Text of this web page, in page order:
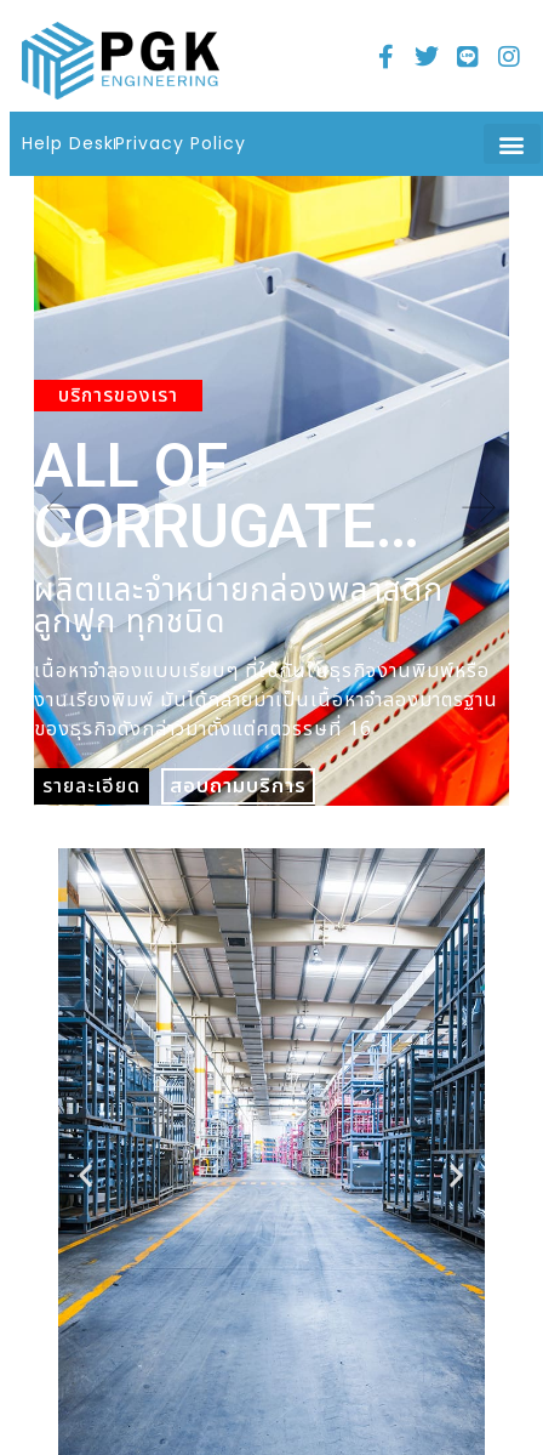
Help DeskPrivacy Policy
Home
21 มิถุนายน 2022
บริการของเรา
ALL OF
CORRUGATE
PLASTIC BOX
ผลิตและจำหน่ายกล่องพลาสติก
ลูกฟูก ทุกชนิด
เนื้อหาจำลองแบบเรียบๆ ที่ใช้กันในธุรกิจงานพิมพ์หรือ
งานเรียงพิมพ์ มันได้กลายมาเป็นเนื้อหาจำลองมาตรฐาน
ของธุรกิจดังกล่าวมาตั้งแต่ศตวรรษที่ 16
รายละเอียด
สอบถามบริการ